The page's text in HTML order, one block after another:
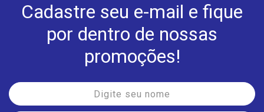
Cadastre seu e-mail e fique
por dentro de nossas
promoções!